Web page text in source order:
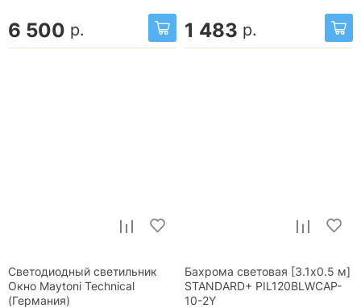
6 500 р. 1 483 р.
Светодиодный светильник
Окно Maytoni Technical
(Германия)
Бахрома световая [3.1x0.5 м]
STANDARD+ PIL120BLWCAP-
10-2Y